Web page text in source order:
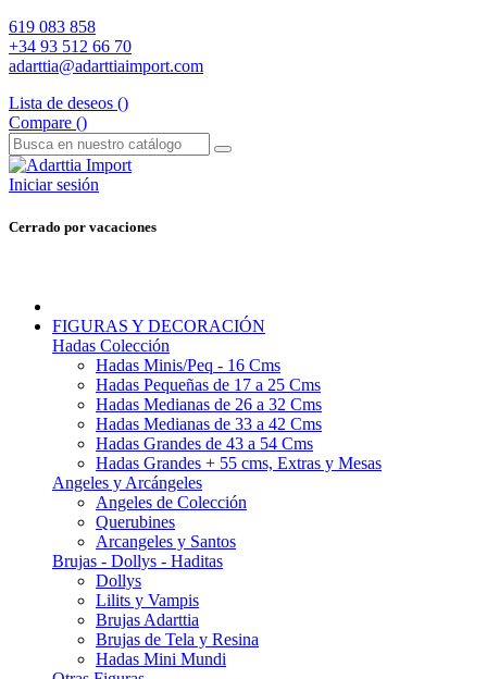
619 083 858
+34 93 512 66 70
adarttia@adarttiaimport.com
Lista de deseos ()
Compare ()
Iniciar sesión
Cerrado por vacaciones
FIGURAS Y DECORACIÓN
Hadas Colección
Hadas Minis/Peq - 16 Cms
Hadas Pequeñas de 17 a 25 Cms
Hadas Medianas de 26 a 32 Cms
Hadas Medianas de 33 a 42 Cms
Hadas Grandes de 43 a 54 Cms
Hadas Grandes + 55 cms, Extras y Mesas
Angeles y Arcángeles
Angeles de Colección
Querubines
Arcangeles y Santos
Brujas - Dollys - Haditas
Dollys
Lilits y Vampis
Brujas Adarttia
Brujas de Tela y Resina
Hadas Mini Mundi